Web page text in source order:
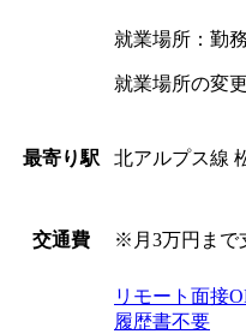
就業場所：勤
就業場所の変
最寄り駅 北アルプス線
交通費 ※月3万円まで
リモート面接
履歴書不要